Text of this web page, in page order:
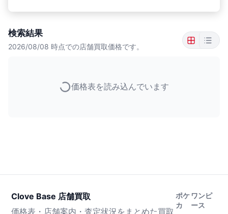
検索結果
2026/08/08 時点での店舗買取価格です。
価格表を読み込んでいます
Clove Base 店舗買取
価格表・店舗案内・査定状況をまとめた買取
ポケ
カ
ワンピ
ース